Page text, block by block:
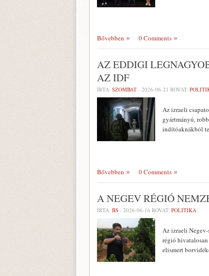
Bővebben 0 Comments
AZ EDDIGI
AZ IDF
ÍRTA: SZOMBAT - 2026-06-21 ROVAT:
Az izraeli
gyártmányú,
indítóaknákból
Bővebben 0 Comments
A NEGEV RÉGIÓ
ÍRTA: BS - 2026-06-16 ROVAT: POLITIKA
Az izraeli
régió
elismert